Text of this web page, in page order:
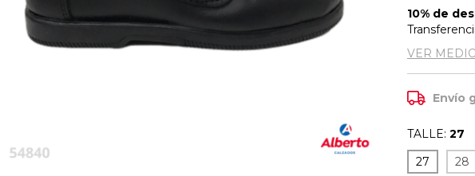
10% de
VER
Envío
TALLE: 27
27
28